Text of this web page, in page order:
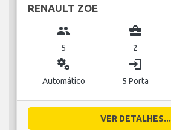
RENAULT ZOE
group
5
business_center
2
miscellaneous_services
Automático
login
5 Porta
VER DETALHES...